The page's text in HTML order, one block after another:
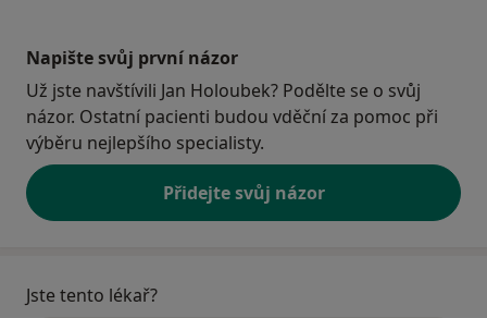
Napište svůj první názor
Už jste navštívili Jan Holoubek? Podělte se o svůj
názor. Ostatní pacienti budou vděční za pomoc při
výběru nejlepšího specialisty.
Přidejte svůj názor
Jste tento lékař?